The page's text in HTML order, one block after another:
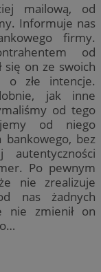
mailową, od
Informuje nas
firmy.
od
się on ze swoich
o złe intencje.
jak inne
od tego
od niego
bez
Po pewnym
nie zrealizuje
nas żadnych
nie zmienił on